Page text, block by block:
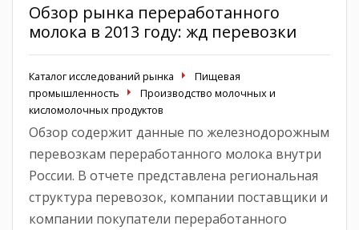
Обзор рынка переработанного
молока в 2013 году: жд перевозки
Каталог исследований рынка
Пищевая
промышленность
Производство молочных и
кисломолочных продуктов
Обзор содержит данные по железнодорожным
перевозкам переработанного молока внутри
России. В отчете представлена региональная
структура перевозок, компании поставщики и
компании покупатели переработанного